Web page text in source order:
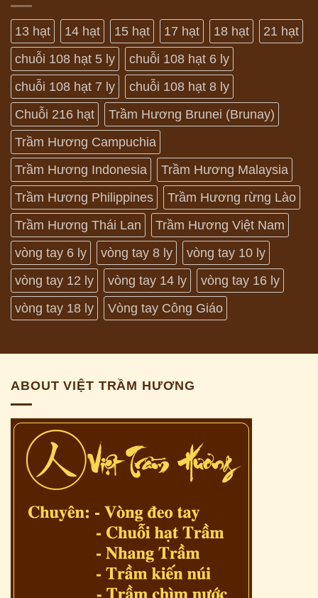
13 hạt 14 hạt 15 hạt 17 hạt 18 hạt
21 hạt
chuỗi 108 hạt 5 ly
chuỗi 108 hạt 6 ly
chuỗi 108 hạt 7 ly
chuỗi 108 hạt 8 ly
Chuỗi 216 hạt
Trầm Hương Brunei (Brunay)
Trầm Hương Campuchia
Trầm Hương Indonesia
Trầm Hương Malaysia
Trầm Hương Philippines
Trầm Hương rừng Lào
Trầm Hương Thái Lan
Trầm Hương Việt Nam
vòng tay 6 ly
vòng tay 8 ly
vòng tay 10 ly
vòng tay 12 ly
vòng tay 14 ly
vòng tay 16 ly
vòng tay 18 ly
Vòng tay Công Giáo
ABOUT VIỆT TRẦM HƯƠNG